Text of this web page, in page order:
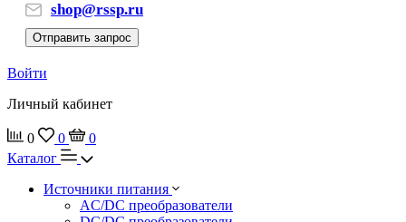
shop@rssp.ru
Отправить запрос
Войти
Личный кабинет
0 0
0
Каталог
Источники питания
AC/DC преобразователи